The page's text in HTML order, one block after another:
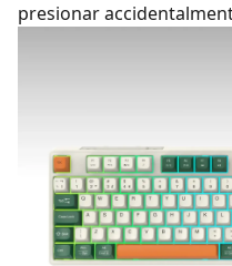
presionar